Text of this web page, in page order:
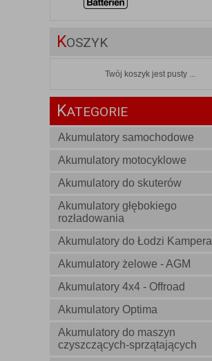
KOSZYK
Twój koszyk jest pusty ...
KATEGORIE
Akumulatory samochodowe
Akumulatory motocyklowe
Akumulatory do skuterów
Akumulatory głębokiego
rozładowania
Akumulatory do Łodzi Kampera
Akumulatory żelowe - AGM
Akumulatory 4x4 - Offroad
Akumulatory Optima
Akumulatory do maszyn
czyszczących-sprzątających